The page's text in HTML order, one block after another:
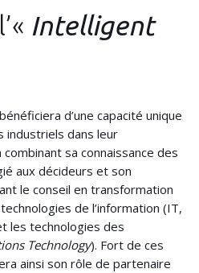
Intelligent
d’une capacité unique
industriels dans leur
sa connaissance des
aux décideurs et son
le conseil en transformation
de l’information (IT,
les technologies des
Technology). Fort de ces
ainsi son rôle de partenaire